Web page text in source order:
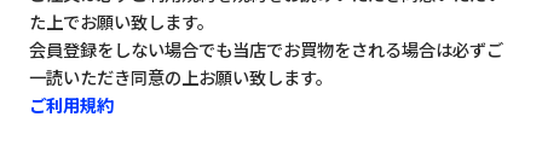
た上でお願い致します。
会員登録をしない場合でも当店でお買物をされる場合は必ずご
一読いただき同意の上お願い致します。
ご利用規約